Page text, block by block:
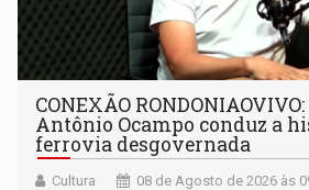
CONEXÃO
Antônio Ocampo conduz a
ferrovia desgovernada
Cultura 08 de Agosto de 2026 às